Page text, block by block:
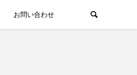
お問い合わせ